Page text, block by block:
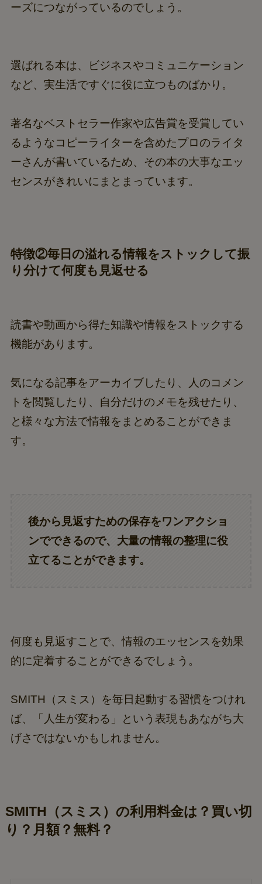
ーズにつながっているのでしょう。
選ばれる本は、ビジネスやコミュニケーション
など、実生活ですぐに役に立つものばかり。
著名なベストセラー作家や広告賞を受賞してい
るようなコピーライターを含めたプロのライタ
ーさんが書いているため、その本の大事なエッ
センスがきれいにまとまっています。
特徴②毎日の溢れる情報をストックして振
り分けて何度も見返せる
読書や動画から得た知識や情報をストックする
機能があります。
気になる記事をアーカイブしたり、人のコメン
トを閲覧したり、自分だけのメモを残せたり、
と様々な方法で情報をまとめることができま
す。
後から見返すための保存をワンアクショ
ンでできるので、大量の情報の整理に役
立てることができます。
何度も見返すことで、情報のエッセンスを効果
的に定着することができるでしょう。
SMITH（スミス）を毎日起動する習慣をつけれ
ば、「人生が変わる」という表現もあながち大
げさではないかもしれません。
SMITH（スミス）の利用料金は？買い切
り？月額？無料？